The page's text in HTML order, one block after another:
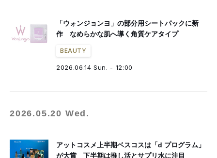
「ウォンジョンヨ」の部分用シートパックに新
作 なめらかな肌へ導く角質ケアタイプ
BEAUTY
2026.06.14 Sun. - 12:00
2026.05.20 Wed.
アットコスメ上半期ベスコスは「d プログラム」
が大賞 下半期は推し活とサプリ水に注目